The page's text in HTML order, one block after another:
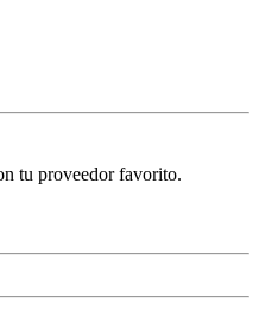
tu proveedor favorito.